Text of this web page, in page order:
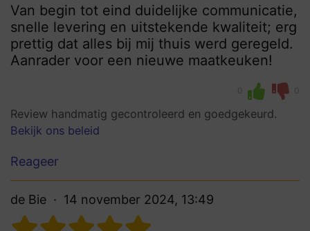
Van begin tot eind duidelijke communicatie,
snelle levering en uitstekende kwaliteit; erg
prettig dat alles bij mij thuis werd geregeld.
Aanrader voor een nieuwe maatkeuken!
0 0
Review handmatig gecontroleerd en goedgekeurd.
Bekijk ons beleid
Reageer
de Bie 14 november 2024, 13:49